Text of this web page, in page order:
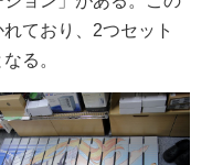
ており、2つセット
る。